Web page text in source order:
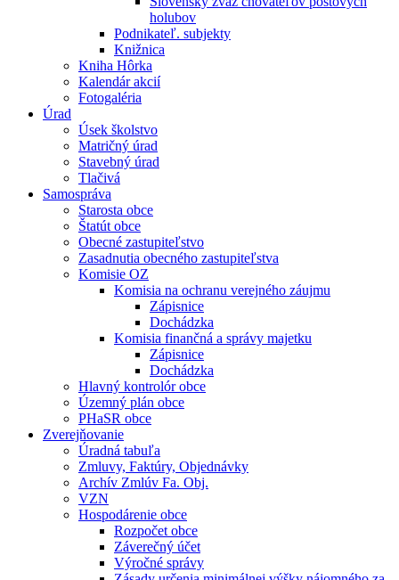
holubov
Podnikateľ. subjekty
Knižnica
Kniha Hôrka
Kalendár akcií
Fotogaléria
Úrad
Úsek školstvo
Matričný úrad
Stavebný úrad
Tlačivá
Samospráva
Starosta obce
Štatút obce
Obecné zastupiteľstvo
Zasadnutia obecného zastupiteľstva
Komisie OZ
Komisia na ochranu verejného záujmu
Zápisnice
Dochádzka
Komisia finančná a správy majetku
Zápisnice
Dochádzka
Hlavný kontrolór obce
Územný plán obce
PHaSR obce
Zverejňovanie
Úradná tabuľa
Zmluvy, Faktúry, Objednávky
Archív Zmlúv Fa. Obj.
VZN
Hospodárenie obce
Rozpočet obce
Záverečný účet
Výročné správy